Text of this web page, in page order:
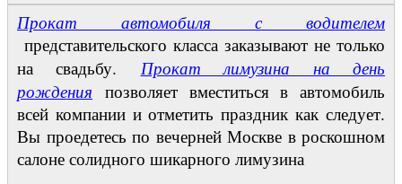
Прокат автомобиля с водителем
представительского класса заказывают не только
на свадьбу. Прокат лимузина на день
рождения позволяет вместиться в автомобиль
всей компании и отметить праздник как следует.
Вы проедетесь по вечерней Москве в роскошном
салоне солидного шикарного лимузина